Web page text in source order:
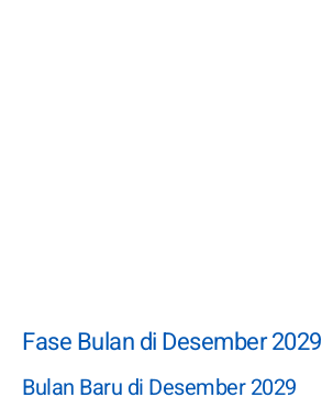
Fase Bulan di Desember 2029
Bulan Baru di Desember 2029